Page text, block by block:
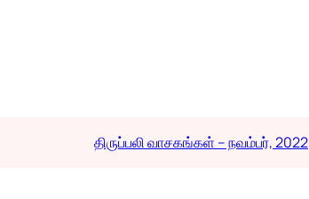
திருப்பலி வாசகங்கள் – நவம்பர், 2022